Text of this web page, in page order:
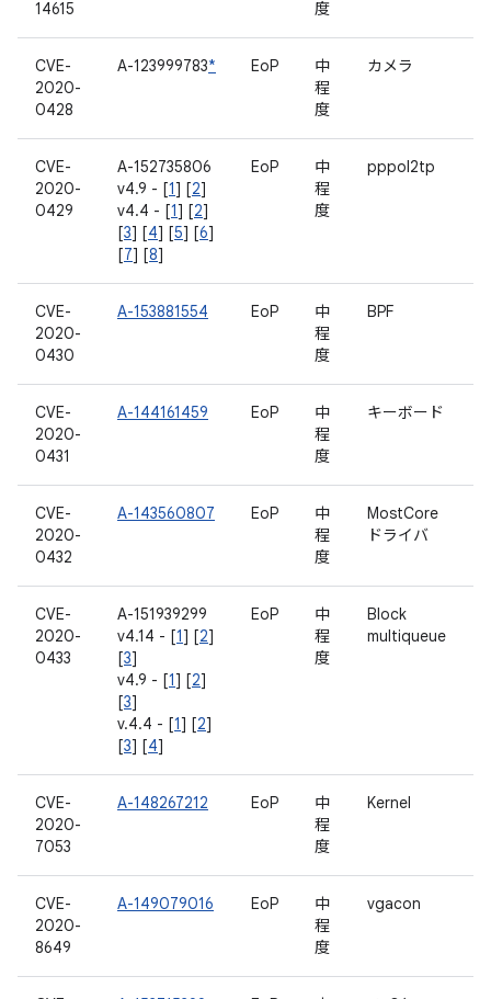
14615 度
CVE-
2020-
0428
A-123999783* EoP
中
程
度
カメラ
CVE-
2020-
0429
A-152735806
v4.9 - [1] [2]
v4.4 - [1] [2]
[3] [4] [5] [6]
[7] [8]
EoP
中
程
度
pppol2tp
CVE-
2020-
0430
A-153881554 EoP
中
程
度
BPF
CVE-
2020-
0431
A-144161459 EoP
中
程
度
キーボード
CVE-
2020-
0432
A-143560807 EoP
中
程
度
MostCore
ドライバ
CVE-
2020-
0433
A-151939299
v4.14 - [1] [2]
[3]
v4.9 - [1] [2]
[3]
v.4.4 - [1] [2]
[3] [4]
EoP
中
程
度
Block
multiqueue
CVE-
2020-
7053
A-148267212 EoP
中
程
度
Kernel
CVE-
2020-
8649
A-149079016 EoP
中
程
度
vgacon